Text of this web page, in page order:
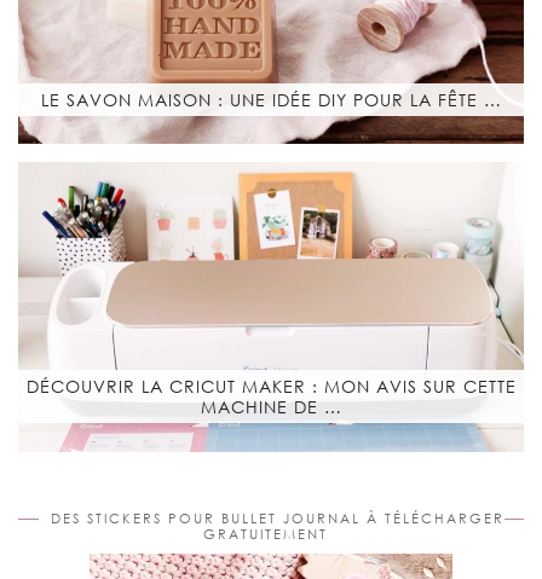
LE SAVON MAISON : UNE IDÉE DIY POUR LA FÊTE …
DÉCOUVRIR LA CRICUT MAKER : MON AVIS SUR CETTE
MACHINE DE …
DES STICKERS POUR BULLET JOURNAL À TÉLÉCHARGER
GRATUITEMENT